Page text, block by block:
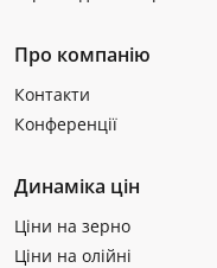
Про компанію
Контакти
Конференції
Динаміка цін
Ціни на зерно
Ціни на олійні